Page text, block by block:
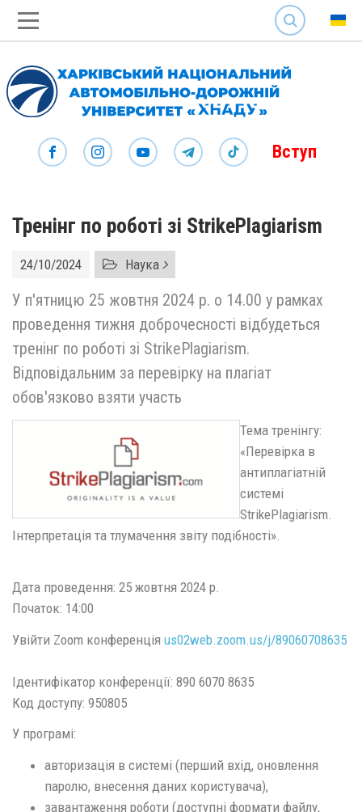
SEARCH
Вступ
Тренінг по роботі зі StrikePlagiarism
24/10/2024 Наука
У п'ятницю 25 жовтня 2024 р. о 14.00 у рамках
проведення тижня доброчесності відбудеться
тренінг по роботі зі StrikePlagiarism.
Відповідальним за перевірку на плагіат
обов'язково взяти участь
Тема тренінгу:
«Перевірка в
антиплагіатній
системі
StrikePlagiarism.
Інтерпретація та тлумачення звіту подібності».
Дата проведення: 25 жовтня 2024 р.
Початок: 14:00
Увійти Zoom конференція us02web.zoom.us/j/89060708635
Ідентифікатор конференції: 890 6070 8635
Код доступу: 950805
У програмі:
авторизація в системі (перший вхід, оновлення
паролю, внесення даних користувача),
завантаження роботи (доступні формати файлу,